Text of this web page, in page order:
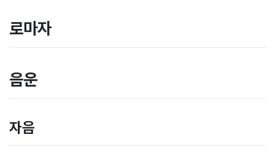
로마자
음운
자음